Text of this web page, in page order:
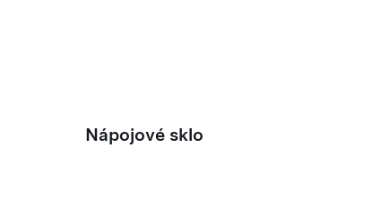
Nápojové sklo